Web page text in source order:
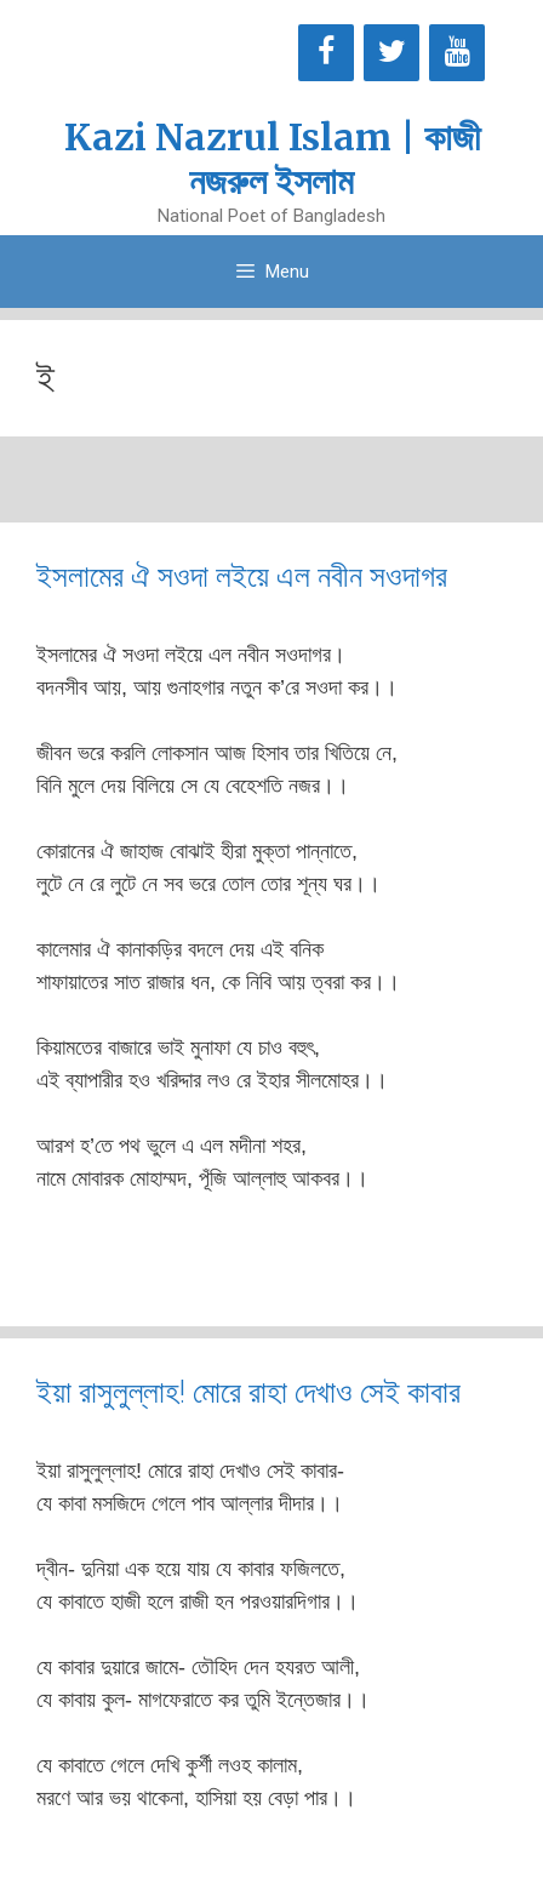
Kazi Nazrul Islam | কাজী
নজরুল ইসলাম
National Poet of Bangladesh
Menu
ই
ইসলামের ঐ সওদা লইয়ে এল নবীন সওদাগর
ইসলামের ঐ সওদা লইয়ে এল নবীন সওদাগর।
বদনসীব আয়, আয় গুনাহগার নতুন ক’রে সওদা কর।।
জীবন ভরে করলি লোকসান আজ হিসাব তার খিতিয়ে নে,
বিনি মুলে দেয় বিলিয়ে সে যে বেহেশতি নজর।।
কোরানের ঐ জাহাজ বোঝাই হীরা মুক্তা পান্নাতে,
লুটে নে রে লুটে নে সব ভরে তোল তোর শূন্য ঘর।।
কালেমার ঐ কানাকড়ির বদলে দেয় এই বনিক
শাফায়াতের সাত রাজার ধন, কে নিবি আয় ত্বরা কর।।
কিয়ামতের বাজারে ভাই মুনাফা যে চাও বহুৎ,
এই ব্যাপারীর হও খরিদ্দার লও রে ইহার সীলমোহর।।
আরশ হ’তে পথ ভুলে এ এল মদীনা শহর,
নামে মোবারক মোহাম্মদ, পূঁজি আল্লাহু আকবর।।
ইয়া রাসুলুল্লাহ! মোরে রাহা দেখাও সেই কাবার
ইয়া রাসুলুল্লাহ! মোরে রাহা দেখাও সেই কাবার-
যে কাবা মসজিদে গেলে পাব আল্লার দীদার।।
দ্বীন- দুনিয়া এক হয়ে যায় যে কাবার ফজিলতে,
যে কাবাতে হাজী হলে রাজী হন পরওয়ারদিগার।।
যে কাবার দুয়ারে জামে- তৌহিদ দেন হযরত আলী,
যে কাবায় কুল- মাগফেরাতে কর তুমি ইন্তেজার।।
যে কাবাতে গেলে দেখি কুর্শী লওহ কালাম,
মরণে আর ভয় থাকেনা, হাসিয়া হয় বেড়া পার।।